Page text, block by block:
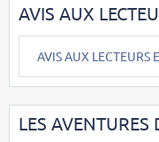
AVIS AUX
AVIS AUX LECTEURS
LES AVENTURES